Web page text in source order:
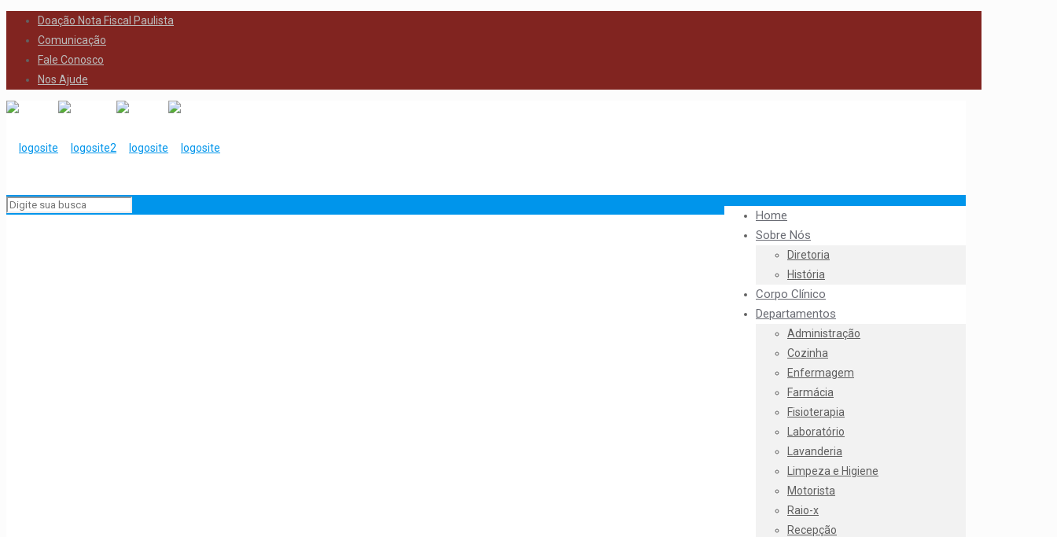
Doação Nota Fiscal Paulista
Comunicação
Fale Conosco
Nos Ajude
Home
Sobre Nós
Diretoria
História
Corpo Clínico
Departamentos
Administração
Cozinha
Enfermagem
Farmácia
Fisioterapia
Laboratório
Lavanderia
Limpeza e Higiene
Motorista
Raio-x
Recepção